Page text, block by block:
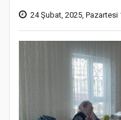
24 Şubat, 2025, Pazartesi